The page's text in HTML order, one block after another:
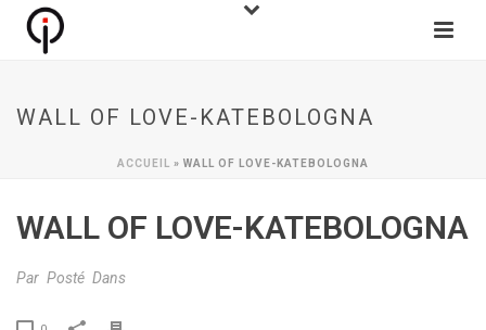
WALL OF LOVE-KATEBOLOGNA
ACCUEIL » WALL OF LOVE-KATEBOLOGNA
WALL OF LOVE-KATEBOLOGNA
Par Posté Dans